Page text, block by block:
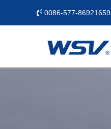
0086-577-86921659